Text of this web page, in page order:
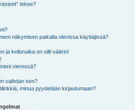
tekee?
näkymisen paikalla olevissa käyttäjissä?
ja kellonaika on silti väärin!
vieressä?
vaihdan sen?
minua pyydetään kirjautumaan?